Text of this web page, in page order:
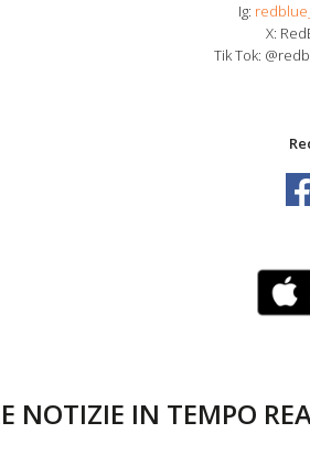
Ig:
X:
Tik Tok:
NOTIZIE IN TEMPO